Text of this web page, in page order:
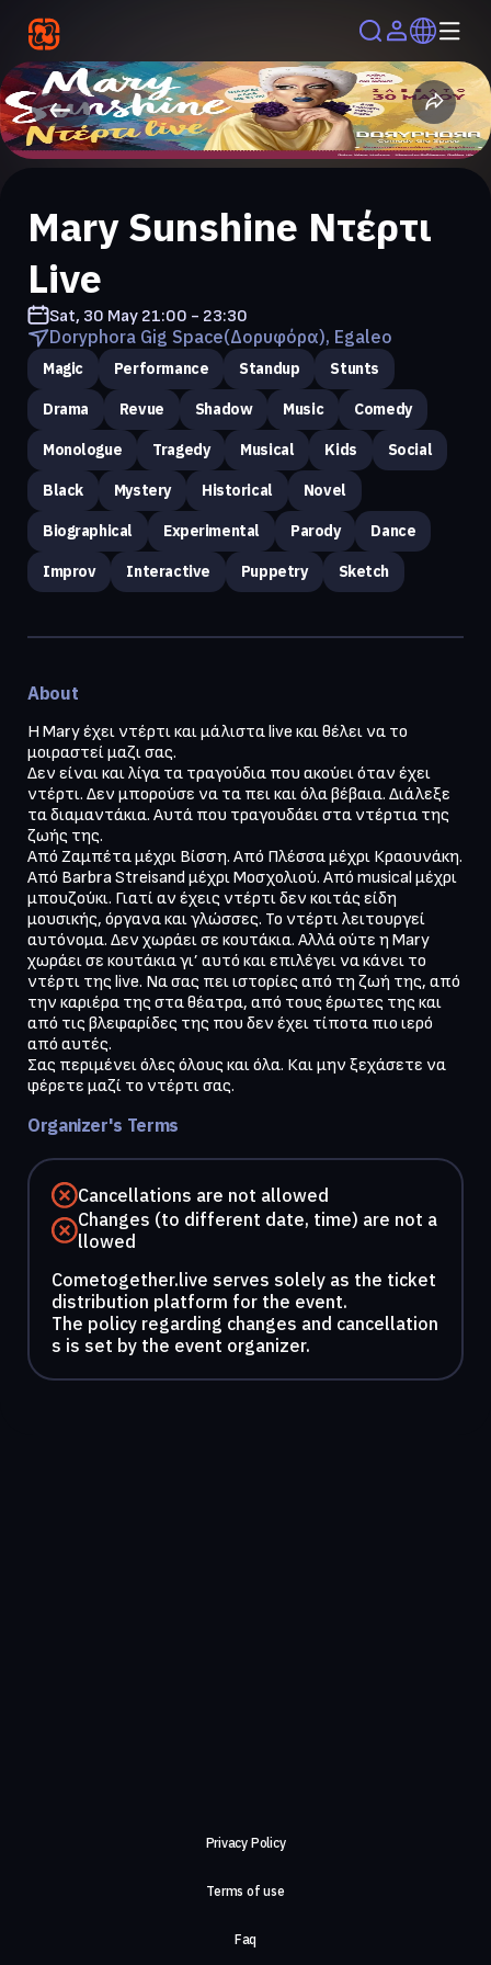
Mary Sunshine Ντέρτι
Live
Sat, 30 May 21:00 - 23:30
Doryphora Gig Space(Δορυφόρα), Egaleo
Magic Performance Standup Stunts
Drama Revue Shadow Music Comedy
Monologue Tragedy Musical Kids Social
Black Mystery Historical Novel
Biographical Experimental Parody Dance
Improv Interactive Puppetry Sketch
About
H Mary έχει ντέρτι και μάλιστα live και θέλει να το
μοιραστεί μαζι σας.
Δεν είναι και λίγα τα τραγούδια που ακούει όταν έχει
ντέρτι. Δεν μπορούσε να τα πει και όλα βέβαια. Διάλεξε
τα διαμαντάκια. Αυτά που τραγουδάει στα ντέρτια της
ζωής της.
Από Ζαμπέτα μέχρι Βίσση. Από Πλέσσα μέχρι Κραουνάκη.
Από Barbra Streisand μέχρι Μοσχολιού. Από musical μέχρι
μπουζούκι. Γιατί αν έχεις ντέρτι δεν κοιτάς είδη
μουσικής, όργανα και γλώσσες. Το ντέρτι λειτουργεί
αυτόνομα. Δεν χωράει σε κουτάκια. Αλλά ούτε η Mary
χωράει σε κουτάκια γι’ αυτό και επιλέγει να κάνει το
ντέρτι της live. Να σας πει ιστορίες από τη ζωή της, από
την καριέρα της στα θέατρα, από τους έρωτες της και
από τις βλεφαρίδες της που δεν έχει τίποτα πιο ιερό
από αυτές.
Σας περιμένει όλες όλους και όλα. Και μην ξεχάσετε να
φέρετε μαζί το ντέρτι σας.
Organizer's Terms
Cancellations are not allowed
Changes (to different date, time) are not a
llowed
Cometogether.live serves solely as the ticket
distribution platform for the event.
The policy regarding changes and cancellation
s is set by the event organizer.
Privacy Policy
Terms of use
Faq